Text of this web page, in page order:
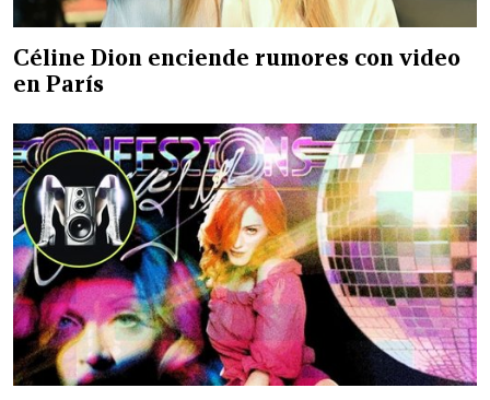
Céline Dion enciende rumores con video
en París